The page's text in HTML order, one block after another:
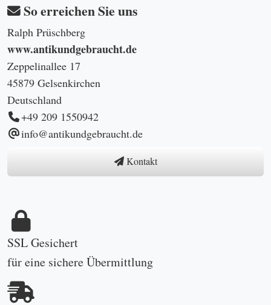
So erreichen Sie uns
Ralph Prüschberg
www.antikundgebraucht.de
Zeppelinallee 17
45879 Gelsenkirchen
Deutschland
+49 209 1550942
info@antikundgebraucht.de
Kontakt
SSL Gesichert
für eine sichere Übermittlung